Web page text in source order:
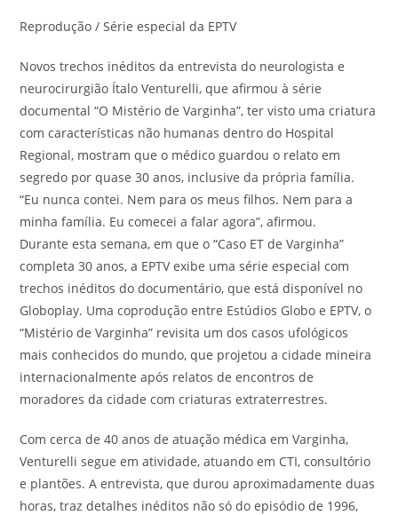
Reprodução / Série especial da EPTV
Novos trechos inéditos da entrevista do neurologista e
neurocirurgião Ítalo Venturelli, que afirmou à série
documental “O Mistério de Varginha”, ter visto uma criatura
com características não humanas dentro do Hospital
Regional, mostram que o médico guardou o relato em
segredo por quase 30 anos, inclusive da própria família.
“Eu nunca contei. Nem para os meus filhos. Nem para a
minha família. Eu comecei a falar agora”, afirmou.
Durante esta semana, em que o “Caso ET de Varginha”
completa 30 anos, a EPTV exibe uma série especial com
trechos inéditos do documentário, que está disponível no
Globoplay. Uma coprodução entre Estúdios Globo e EPTV, o
“Mistério de Varginha” revisita um dos casos ufológicos
mais conhecidos do mundo, que projetou a cidade mineira
internacionalmente após relatos de encontros de
moradores da cidade com criaturas extraterrestres.
Com cerca de 40 anos de atuação médica em Varginha,
Venturelli segue em atividade, atuando em CTI, consultório
e plantões. A entrevista, que durou aproximadamente duas
horas, traz detalhes inéditos não só do episódio de 1996,